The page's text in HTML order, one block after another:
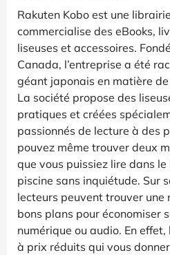
Rakuten Kobo est une
commercialise des eBooks,
liseuses et accessoires.
Canada, l’entreprise a été
géant japonais en matière
La société propose des
pratiques et créées
passionnés de lecture à des
pouvez même trouver deux
que vous puissiez lire dans
piscine sans inquiétude. Sur
lecteurs peuvent trouver une
bons plans pour économiser
numérique ou audio. En
à prix réduits qui vous